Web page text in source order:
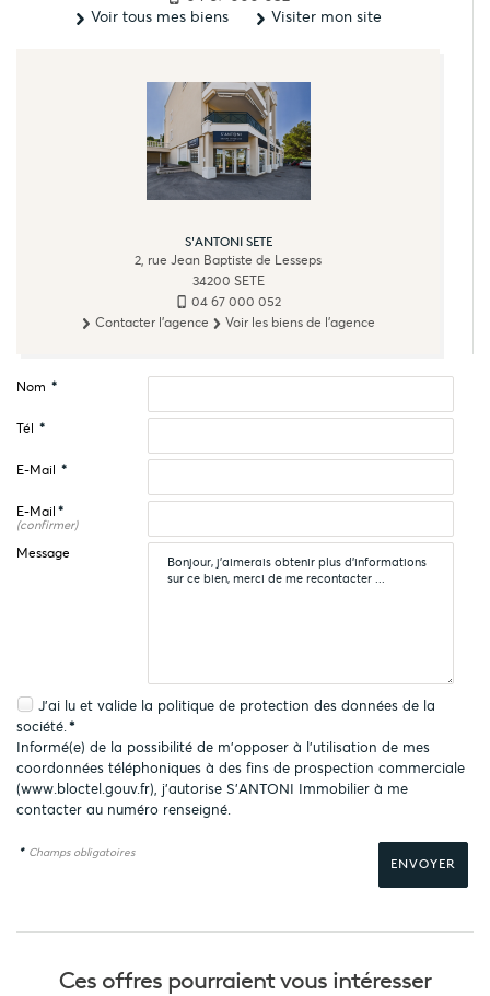
Voir tous mes biens
Visiter mon site
S'ANTONI SETE
2, rue Jean Baptiste de Lesseps
34200 SETE
04 67 000 052
Contacter l'agence
Voir les biens de l'agence
Nom *
Tél *
E-Mail *
E-Mail *
(confirmer)
Message
J'ai lu et valide la politique de protection des données de la
société.*
Informé(e) de la possibilité de m'opposer à l'utilisation de mes
coordonnées téléphoniques à des fins de prospection commerciale
(www.bloctel.gouv.fr), j'autorise S'ANTONI Immobilier à me
contacter au numéro renseigné.
* Champs obligatoires
Ces offres pourraientvous intéresser